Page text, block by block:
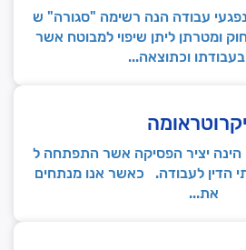
עבודה הנה רשימה "סגורה" ש
ומטרתן ליתן שיפוי למבוטח אשר
וכתוצאה...
הינה יציר הפסיקה אשר התפתחה ל
הדין לעבודה. כאשר אנו מנתחים
את...